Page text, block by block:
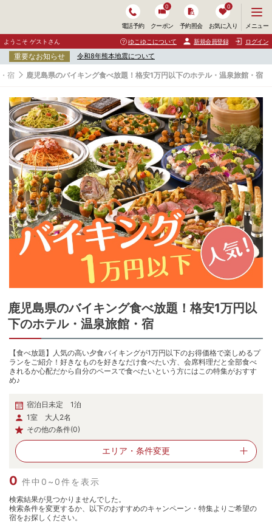
電話予約 クーポン
0
予約照会 お気に入り
0
ニ
ュ
ー
開
く
メニュー
ようこそ ゲストさん ゆこゆこについて 新規会員登録 ログイン
重要なお知らせ 令和8年熊本地震について
宿 鹿児島県のバイキング食べ放題！格安1万円以下のホテル・温泉旅館・宿
鹿
児
島
県
鹿児島県のバイキング食べ放題！格安1万円以
下のホテル・温泉旅館・宿
【食べ放題】人気の高い夕食バイキングが1万円以下のお得価格で楽しめるプ
ランをご紹介！好きなものを好きなだけ食べたい方、会席料理だと全部食べ
きれるか心配だから自分のペースで食べたいという方にはこの特集がおすす
め♪
宿泊日未定 1泊
1室 大人2名
その他の条件(0)
エリア・ 条件変更
0 件中0~0件を表示
検索結果が見つかりませんでした。
検索条件を変更するか、以下のおすすめのキャンペーン・特集よりご希望の
宿をお探しください。